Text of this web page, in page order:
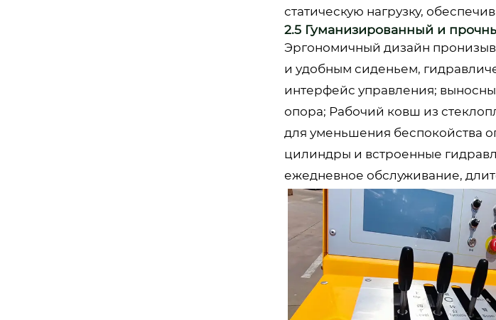
статическую нагрузку,
2.5 Гуманизированный и
Эргономичный дизайн
и удобным сиденьем,
интерфейс управления;
опора; Рабочий ковш из
для уменьшения беспокойства
цилиндры и встроенные
ежедневное обслуживание,